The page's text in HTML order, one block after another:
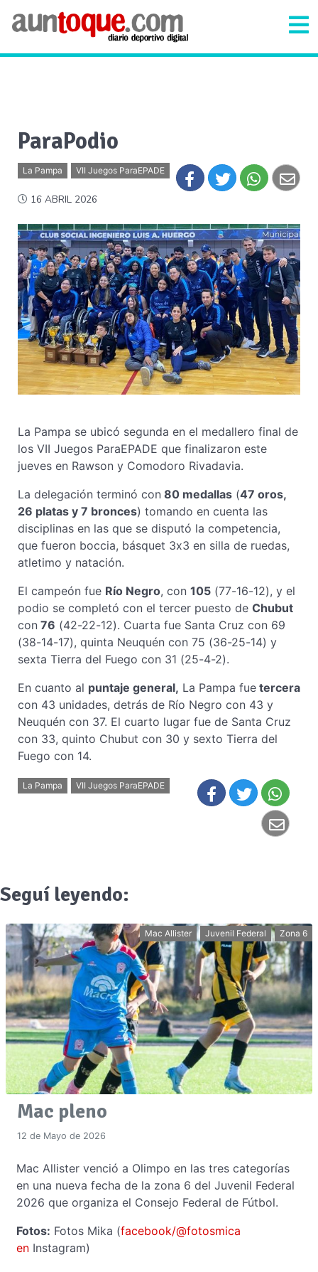
ParaPodio
La Pampa VII Juegos ParaEPADE
16 ABRIL 2026
La Pampa se ubicó segunda en el medallero final de
los VII Juegos ParaEPADE que finalizaron este
jueves en Rawson y Comodoro Rivadavia.
La delegación terminó con 80 medallas (47 oros,
26 platas y 7 bronces) tomando en cuenta las
disciplinas en las que se disputó la competencia,
que fueron boccia, básquet 3x3 en silla de ruedas,
atletimo y natación.
El campeón fue Río Negro, con 105 (77-16-12), y el
podio se completó con el tercer puesto de Chubut
con 76 (42-22-12). Cuarta fue Santa Cruz con 69
(38-14-17), quinta Neuquén con 75 (36-25-14) y
sexta Tierra del Fuego con 31 (25-4-2).
En cuanto al puntaje general, La Pampa fue tercera
con 43 unidades, detrás de Río Negro con 43 y
Neuquén con 37. El cuarto lugar fue de Santa Cruz
con 33, quinto Chubut con 30 y sexto Tierra del
Fuego con 14.
La Pampa VII Juegos ParaEPADE
Seguí leyendo:
Mac Allister Juvenil Federal Zona 6
Mac pleno
12 de Mayo de 2026
Mac Allister venció a Olimpo en las tres categorías
en una nueva fecha de la zona 6 del Juvenil Federal
2026 que organiza el Consejo Federal de Fútbol.
Fotos: Fotos Mika (facebook/@fotosmica
en Instagram)